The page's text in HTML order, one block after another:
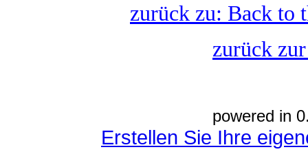
zurück zu: Back to
zurück
powered in
Erstellen Sie Ihre